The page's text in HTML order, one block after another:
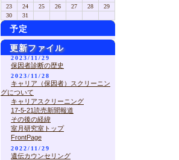
23
24 25 26 27 28
29
30
31
予定
更新ファイル
2023/11/29
保因者診断の歴史
2023/11/28
キャリア（保因者）スクリーニン
グについて
キャリアスクリーニング
17-5-21読売新聞報道
その後の経緯
室月研究室トップ
FrontPage
2022/11/29
遺伝カウンセリング